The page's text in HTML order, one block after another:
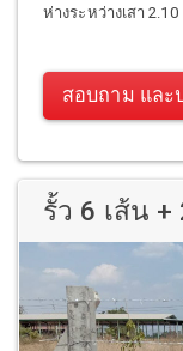
ห่างระหว่างเสา
สอบถาม และ
รั้ว 6 เส้น